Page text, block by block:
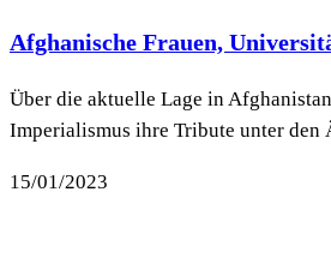
Afghanische Frauen,
Über die aktuelle Lage in
Imperialismus ihre Tribute unter den
15/01/2023